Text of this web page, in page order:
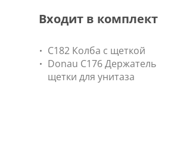
Входит в комплект
C182 Колба с щеткой
Donau C176 Держатель
щетки для унитаза